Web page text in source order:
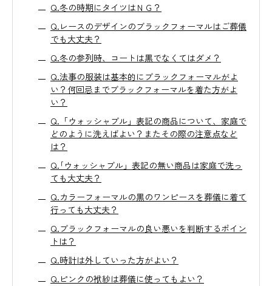
Q.冬の時期にタイツはＮＧ？
Q.レースのデザインのブラックフォーマルはご葬儀
でも大丈夫？
Q.冬の参列時、コートは黒でなくてはダメ？
Q.法事の服装は基本的にブラックフォーマルがよ
い？何回忌までブラックフォーマルを着た方がよ
い？
Q.「ウォッシャブル」表記の商品について、家庭で
どのように洗えばよい？またその際の注意点など
は？
Q.｢ウォッシャブル」表記の無い商品は家庭で洗っ
ても大丈夫？
Q.カラーフォーマルの黒のワンピースを葬儀に着て
行っても大丈夫？
Q.ブラックフォーマルの良い悪いを判断するポイン
トは？
Q.時計は外していった方がよい？
Q.ピンクの袱紗は葬儀に使ってもよい？